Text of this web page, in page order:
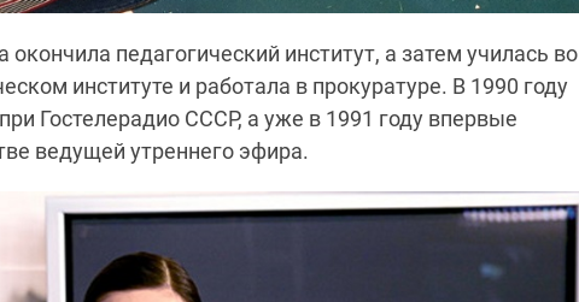
педагогический институт, а затем училась во
институте и работала в прокуратуре. В 1990 году
Гостелерадио СССР, а уже в 1991 году впервые
ведущей утреннего эфира.